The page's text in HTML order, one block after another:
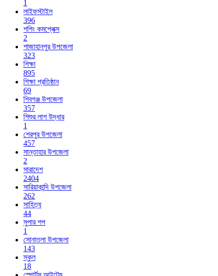
1
লাইফস্টাইল
396
শপিং কমপ্লেক্স
2
শাজাহানপুর উপজেলা
323
শিক্ষা
895
শিক্ষা প্রতিষ্ঠান
69
শিবগঞ্জ উপজেলা
357
শিশুর লাশ উদ্ধার
1
শেরপুর উপজেলা
457
সান্তাহার উপজেলা
2
সারাদেশ
2404
সারিয়াকান্দি উপজেলা
262
সাহিত্য
44
সুপার শপ
1
সোনাতলা উপজেলা
143
স্কুল
18